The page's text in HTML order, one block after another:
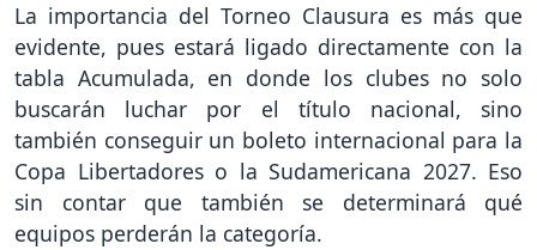
La importancia del Torneo Clausura es más que
evidente, pues estará ligado directamente con la
tabla Acumulada, en donde los clubes no solo
buscarán luchar por el título nacional, sino
también conseguir un boleto internacional para la
Copa Libertadores o la Sudamericana 2027. Eso
sin contar que también se determinará qué
equipos perderán la categoría.